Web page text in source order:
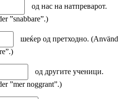
од нас на натпреварот.
”snabbare”.)
шеќер од претходно. (Använd
од другите ученици.
”mer noggrant”.)